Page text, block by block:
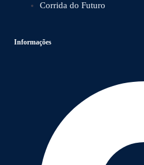
Corrida do Futuro
Informações